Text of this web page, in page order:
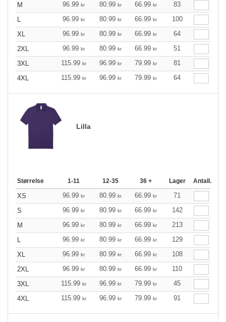
M
96.99 kr 80.99 kr 66.99 kr
83
L
96.99 kr 80.99 kr 66.99 kr
100
XL
96.99 kr 80.99 kr 66.99 kr
64
2XL
96.99 kr 80.99 kr 66.99 kr
51
3XL
115.99 kr 96.99 kr 79.99 kr
81
4XL
115.99 kr 96.99 kr 79.99 kr 64
Lilla
Størrelse 1-11 12-35 36 + Lager Antall.
XS 96.99 kr 80.99 kr 66.99 kr
71
S
96.99 kr 80.99 kr 66.99 kr
142
M
96.99 kr 80.99 kr 66.99 kr
213
L
96.99 kr 80.99 kr 66.99 kr
129
XL
96.99 kr 80.99 kr 66.99 kr
108
2XL
96.99 kr 80.99 kr 66.99 kr
110
3XL
115.99 kr 96.99 kr 79.99 kr
45
4XL
115.99 kr 96.99 kr 79.99 kr 91